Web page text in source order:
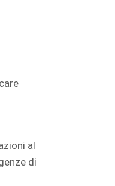
al
di